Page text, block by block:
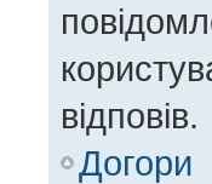
відповів.
Догори